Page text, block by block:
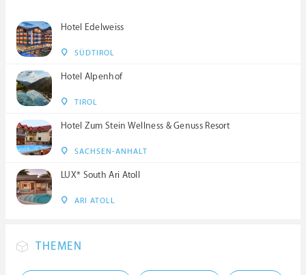
Hotel Edelweiss
SÜDTIROL
Hotel Alpenhof
TIROL
Hotel Zum Stein Wellness & Genuss Resort
SACHSEN-ANHALT
LUX* South Ari Atoll
ARI ATOLL
THEMEN